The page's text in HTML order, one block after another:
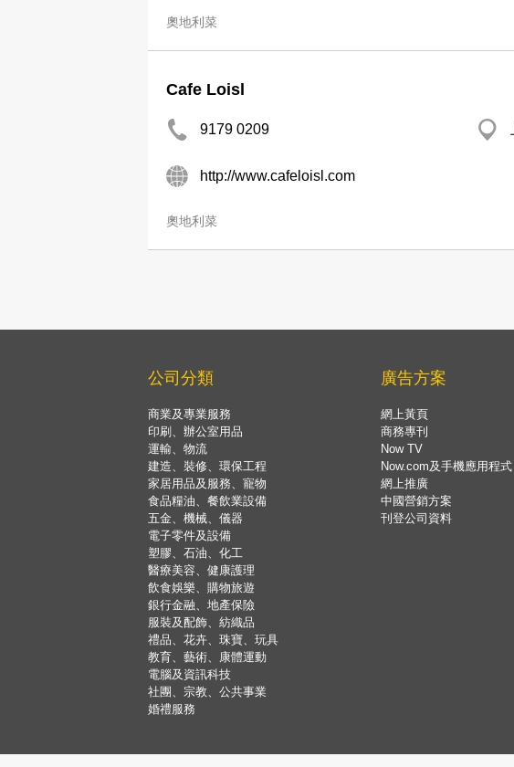
奧地利菜
Cafe Loisl
9179 0209
http://www.cafeloisl.com
奧地利菜
公司分類
商業及專業服務
印刷、辦公室用品
運輸、物流
建造、裝修、環保工程
家居用品及服務、寵物
食品糧油、餐飲業設備
五金、機械、儀器
電子零件及設備
塑膠、石油、化工
醫療美容、健康護理
飲食娛樂、購物旅遊
銀行金融、地產保險
服裝及配飾、紡織品
禮品、花卉、珠寶、玩具
教育、藝術、康體運動
電腦及資訊科技
社團、宗教、公共事業
婚禮服務
廣告方案
網上黃頁
商務專刊
Now TV
Now.com及手機應用程式
網上推廣
中國營銷方案
刊登公司資料